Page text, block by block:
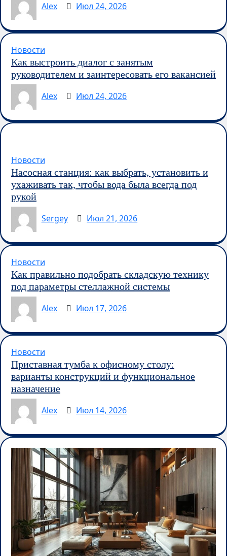
Alex
Июл 24, 2026
Новости
Как выстроить диалог с занятым
руководителем и заинтересовать его вакансией
Alex
Июл 24, 2026
Новости
Насосная станция: как выбрать, установить и
ухаживать так, чтобы вода была всегда под
рукой
Sergey
Июл 21, 2026
Новости
Как правильно подобрать складскую технику
под параметры стеллажной системы
Alex
Июл 17, 2026
Новости
Приставная тумба к офисному столу:
варианты конструкций и функциональное
назначение
Alex
Июл 14, 2026